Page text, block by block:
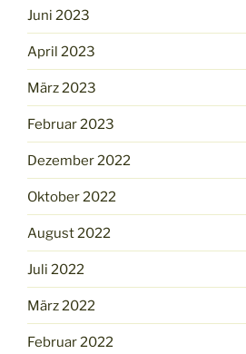
Juni 2023
April 2023
März 2023
Februar 2023
Dezember 2022
Oktober 2022
August 2022
Juli 2022
März 2022
Februar 2022